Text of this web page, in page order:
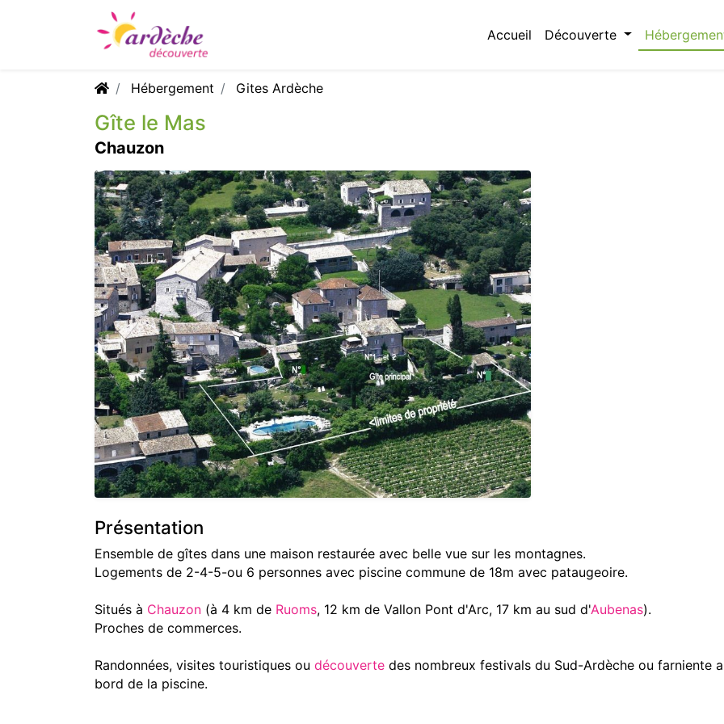
Accueil Découverte
Hébergement Gites Ardèche
Gîte le Mas
Chauzon
Présentation
Ensemble de gîtes dans une maison restaurée avec belle vue sur les montagnes.
Logements de 2-4-5-ou 6 personnes avec piscine commune de 18m avec pataugeoire.
Situés à Chauzon (à 4 km de Ruoms, 12 km de Vallon Pont d'Arc, 17 km au sud d'Aubenas).
Proches de commerces.
Randonnées, visites touristiques ou découverte des nombreux festivals du Sud-Ardèche ou farniente
bord de la piscine.